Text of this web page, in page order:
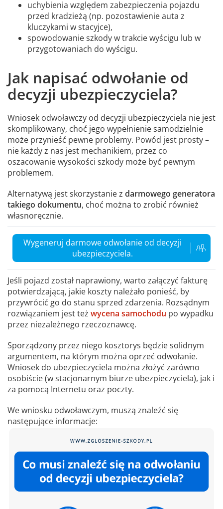
uchybienia względem zabezpieczenia pojazdu
przed kradzieżą (np. pozostawienie auta z
kluczykami w stacyjce),
spowodowanie szkody w trakcie wyścigu lub w
przygotowaniach do wyścigu.
Jak napisać odwołanie od
decyzji ubezpieczyciela?
Wniosek odwoławczy od decyzji ubezpieczyciela nie jest
skomplikowany, choć jego wypełnienie samodzielnie
może przynieść pewne problemy. Powód jest prosty –
nie każdy z nas jest mechanikiem, przez co
oszacowanie wysokości szkody może być pewnym
problemem.
Alternatywą jest skorzystanie z darmowego generatora
takiego dokumentu, choć można to zrobić również
własnoręcznie.
Wygeneruj darmowe odwołanie od decyzji
ubezpieczyciela.
Jeśli pojazd został naprawiony, warto załączyć fakturę
potwierdzającą, jakie koszty należało ponieść, by
przywrócić go do stanu sprzed zdarzenia. Rozsądnym
rozwiązaniem jest też wycena samochodu po wypadku
przez niezależnego rzeczoznawcę.
Sporządzony przez niego kosztorys będzie solidnym
argumentem, na którym można oprzeć odwołanie.
Wniosek do ubezpieczyciela można złożyć zarówno
osobiście (w stacjonarnym biurze ubezpieczyciela), jak i
za pomocą Internetu oraz poczty.
We wniosku odwoławczym, muszą znaleźć się
następujące informacje: